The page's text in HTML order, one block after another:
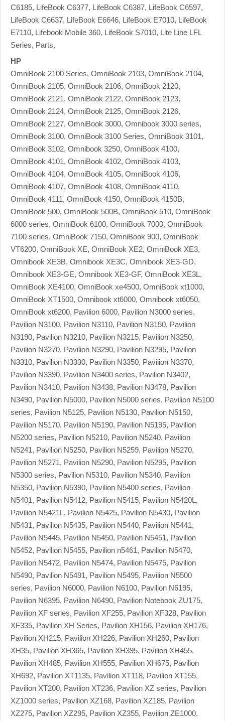
C6185, LifeBook C6377, LifeBook C6387, LifeBook C6597,
LifeBook C6637, LifeBook E6646, LifeBook E7010, LifeBook
E7110, Lifebook Mobile 360, LifeBook S7010, Lite Line LFL
Series, Parts,
HP
OmniBook 2100 Series, OmniBook 2103, OmniBook 2104,
OmniBook 2105, OmniBook 2106, OmniBook 2120,
OmniBook 2121, OmniBook 2122, OmniBook 2123,
OmniBook 2124, OmniBook 2125, OmniBook 2126,
OmniBook 2127, OmniBook 3000, Omnibook 3000 series,
OmniBook 3100, OmniBook 3100 Series, OmniBook 3101,
OmniBook 3102, Omnibook 3250, OmniBook 4100,
OmniBook 4101, OmniBook 4102, OmniBook 4103,
OmniBook 4104, OmniBook 4105, OmniBook 4106,
OmniBook 4107, OmniBook 4108, OmniBook 4110,
OmniBook 4111, OmniBook 4150, OmniBook 4150B,
OmniBook 500, OmniBook 500B, OmniBook 510, OmniBook
6000 series, OmniBook 6100, OmniBook 7000, OmniBook
7100 series, OmniBook 7150, OmniBook 900, OmniBook
VT6200, OmniBook XE, OmniBook XE2, OmniBook XE3,
Omnibook XE3B, Omnibook XE3C, Omnibook XE3-GD,
Omnibook XE3-GE, Omnibook XE3-GF, OmniBook XE3L,
OmniBook XE4100, OmniBook xe4500, OmniBook xt1000,
OmniBook XT1500, Omnibook xt6000, Omnibook xt6050,
OmniBook xt6200, Pavilion 6000, Pavilion N3000 series,
Pavilion N3100, Pavilion N3110, Pavilion N3150, Pavilion
N3190, Pavilion N3210, Pavilion N3215, Pavilion N3250,
Pavilion N3270, Pavilion N3290, Pavilion N3295, Pavilion
N3310, Pavilion N3330, Pavilion N3350, Pavilion N3370,
Pavilion N3390, Pavilion N3400 series, Pavilion N3402,
Pavilion N3410, Pavilion N3438, Pavilion N3478, Pavilion
N3490, Pavilion N5000, Pavilion N5000 series, Pavilion N5100
series, Pavilion N5125, Pavilion N5130, Pavilion N5150,
Pavilion N5170, Pavilion N5190, Pavilion N5195, Pavilion
N5200 series, Pavilion N5210, Pavilion N5240, Pavilion
N5241, Pavilion N5250, Pavilion N5259, Pavilion N5270,
Pavilion N5271, Pavilion N5290, Pavilion N5295, Pavilion
N5300 series, Pavilion N5310, Pavilion N5340, Pavilion
N5350, Pavilion N5390, Pavilion N5400 series, Pavilion
N5401, Pavilion N5412, Pavilion N5415, Pavilion N5420L,
Pavilion N5421L, Pavilion N5425, Pavilion N5430, Pavilion
N5431, Pavilion N5435, Pavilion N5440, Pavilion N5441,
Pavilion N5445, Pavilion N5450, Pavilion N5451, Pavilion
N5452, Pavilion N5455, Pavilion n5461, Pavilion N5470,
Pavilion N5472, Pavilion N5474, Pavilion N5475, Pavilion
N5490, Pavilion N5491, Pavilion N5495, Pavilion N5500
series, Pavilion N6000, Pavilion N6100, Pavilion N6195,
Pavilion N6395, Pavilion N6490, Pavilion Notebook ZU175,
Pavilion XF series, Pavilion XF255, Pavilion XF328, Pavilion
XF335, Pavilion XH Series, Pavilion XH156, Pavilion XH176,
Pavilion XH215, Pavilion XH226, Pavilion XH260, Pavilion
XH35, Pavilion XH365, Pavilion XH395, Pavilion XH455,
Pavilion XH485, Pavilion XH555, Pavilion XH675, Pavilion
XH692, Pavilion XT1135, Pavilion XT118, Pavilion XT155,
Pavilion XT200, Pavilion XT236, Pavilion XZ series, Pavilion
XZ1000 series, Pavilion XZ168, Pavilion XZ185, Pavilion
XZ275, Pavilion XZ295, Pavilion XZ355, Pavilion ZE1000,